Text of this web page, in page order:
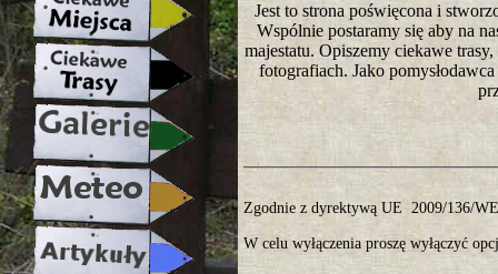
Jest to strona poświęcona i
Wspólnie postaramy się aby na
majestatu. Opiszemy ciekawe
fotografiach. Jako
Zgodnie z dyrektywą UE 2009/136/
W celu wyłączenia proszę wyłączyć